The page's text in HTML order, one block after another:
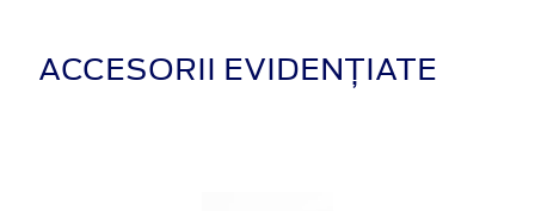
ACCESORII EVIDENȚIATE